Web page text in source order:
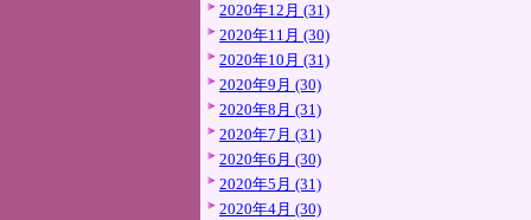
2020年12月 (31)
2020年11月 (30)
2020年10月 (31)
2020年9月 (30)
2020年8月 (31)
2020年7月 (31)
2020年6月 (30)
2020年5月 (31)
2020年4月 (30)